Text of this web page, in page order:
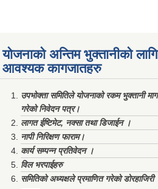
योजनाको अन्तिम भुक्तानीको लागि
आवश्यक कागजातहरु
उपभोक्ता समितिले योजनाको रकम भुक्तानी माग
गरेको निवेदन पत्र।
लागत ईष्टिमेट, नक्सा तथा डिजाईन ।
नापी निरिक्षण फाराम।
कार्य सम्पन्न प्रतिवेदन ।
विल भरपाईहरु
समितिको अध्यक्षले प्रमाणित गरेको डोरहाजिरी